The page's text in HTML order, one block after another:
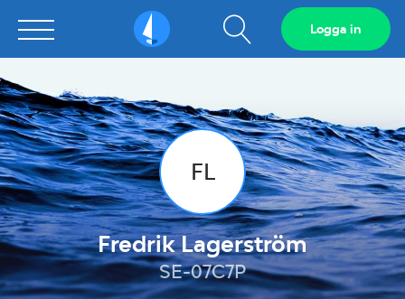
Sailarena Visa
sökfält
Logga in
FL
Fredrik Lagerström
SE-07C7P